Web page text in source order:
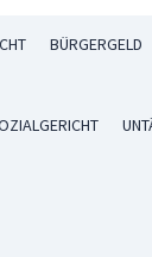
BÜRGERGELD